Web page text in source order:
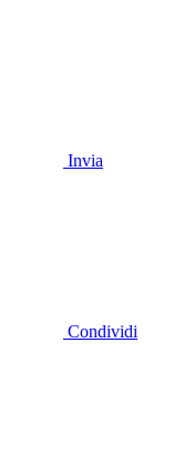
Invia
Condividi